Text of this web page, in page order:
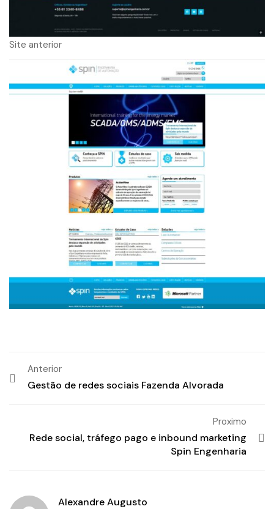
Site anterior
Anterior
Gestão de redes sociais Fazenda Alvorada
Proximo
Rede social, tráfego pago e inbound marketing
Spin Engenharia
Alexandre Augusto